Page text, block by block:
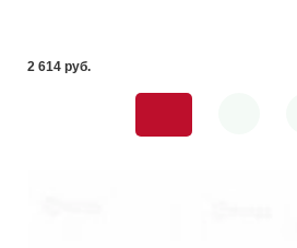
2 614 pуб.